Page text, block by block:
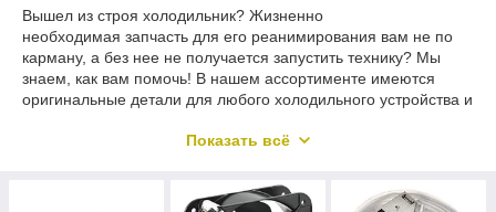
Вышел из строя холодильник? Жизненно
необходимая запчасть для его реанимирования вам не по
карману, а без нее не получается запустить технику? Мы
знаем, как вам помочь! В нашем ассортименте имеются
оригинальные детали для любого холодильного устройства и
нужную запчасть уже сегодня и верните к жизни агрегат без
Показать всё